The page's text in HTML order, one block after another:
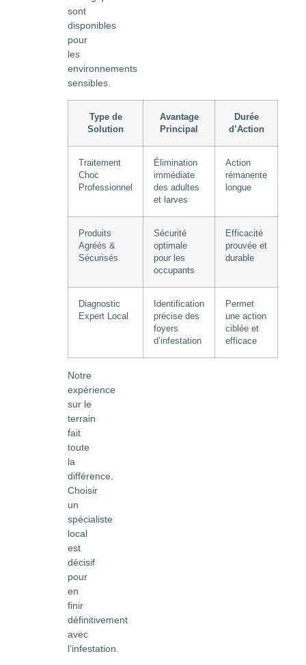
sont
disponibles
pour
les
environnements
sensibles.
Type de
Solution
Avantage
Principal
Durée
d’Action
Traitement
Choc
Professionnel
Élimination
immédiate
des adultes
et larves
Action
rémanente
longue
Produits
Agréés &
Sécurisés
Sécurité
optimale
pour les
occupants
Efficacité
prouvée et
durable
Diagnostic
Expert Local
Identification
précise des
foyers
d’infestation
Permet
une action
ciblée et
efficace
Notre
expérience
sur le
terrain
fait
toute
la
différence.
Choisir
un
spécialiste
local
est
décisif
pour
en
finir
définitivement
avec
l’infestation.